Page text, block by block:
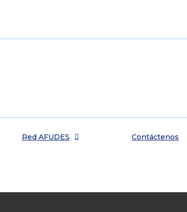
Red AFUDES Contáctenos